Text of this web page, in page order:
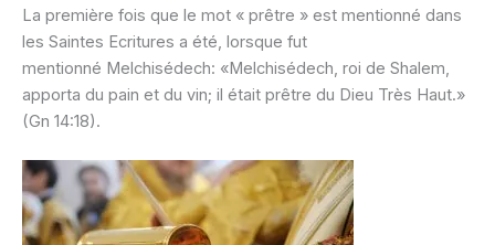
La première fois que le mot « prêtre » est mentionné dans
les Saintes Ecritures a été, lorsque fut
mentionné Melchisédech: «Melchisédech, roi de Shalem,
apporta du pain et du vin; il était prêtre du Dieu Très Haut.»
(Gn 14:18).